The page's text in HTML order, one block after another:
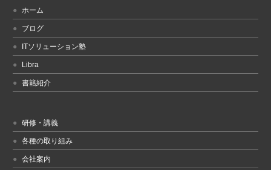
ホーム
ブログ
ITソリューション塾
Libra
書籍紹介
研修・講義
各種の取り組み
会社案内